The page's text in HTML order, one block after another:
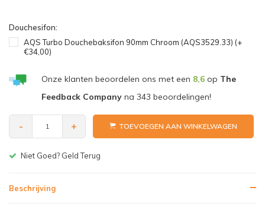
Douchesifon:
AQS Turbo Douchebaksifon 90mm Chroom (AQS3529.33) (+
€34,00)
Onze klanten beoordelen ons met een 8,6op The
Feedback Companyna 343 beoordelingen!
- + TOEVOEGEN AAN WINKELWAGEN
Gratis bezorgen v.a. € 150,-(NL)
Beschrijving